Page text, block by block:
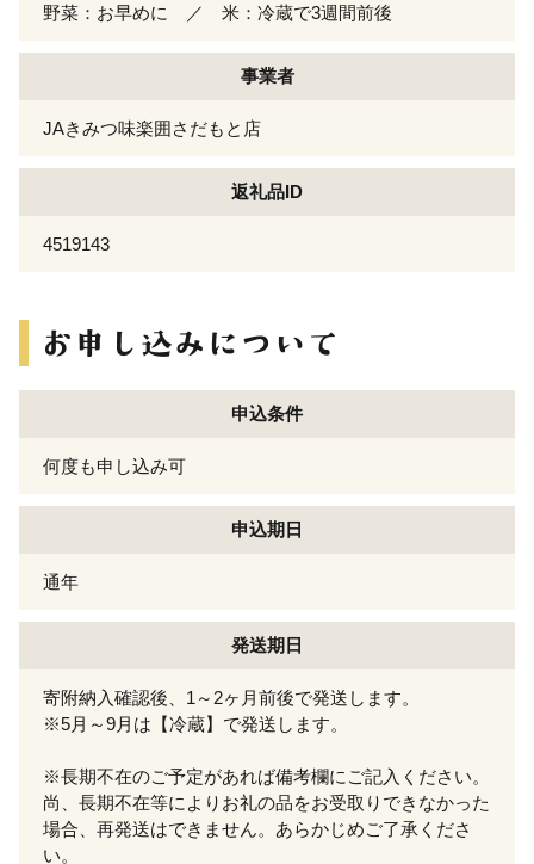
野菜：お早めに ／ 米：冷蔵で3週間前後
事業者
JAきみつ味楽囲さだもと店
返礼品ID
4519143
申込条件
何度も申し込み可
申込期日
通年
発送期日
寄附納入確認後、1～2ヶ月前後で発送します。
※5月～9月は【冷蔵】で発送します。
※長期不在のご予定があれば備考欄にご記入ください。
尚、長期不在等によりお礼の品をお受取りできなかった
場合、再発送はできません。あらかじめご了承くださ
い。